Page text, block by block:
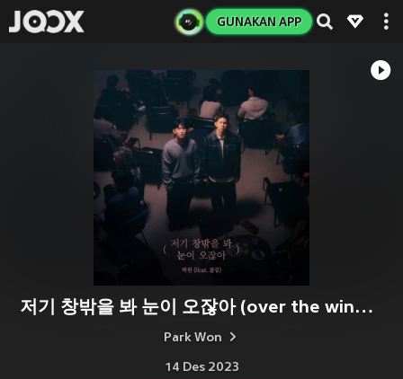
GUNAKAN APP
저기 창밖을 봐 눈이 오잖아 (over the window)
Park Won
14 Des 2023